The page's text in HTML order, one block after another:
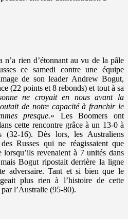
n’a rien d’étonnant au vu de la pâle
ce samedi contre une équipe
de son leader Andrew Bogut,
(22 points et 8 rebonds) et tout à sa
ne croyait en nous avant la
de notre capacité à franchir le
presque.» Les Boomers ont
cette rencontre grâce à un 13-0 à
(32-16). Dès lors, les Australiens
Russes qui ne réagissaient que
revenaient à 7 unités dans
Bogut ripostait derrière la ligne
adversaire. Tant et si bien que le
plus rien à l’histoire de cette
l’Australie (95-80).